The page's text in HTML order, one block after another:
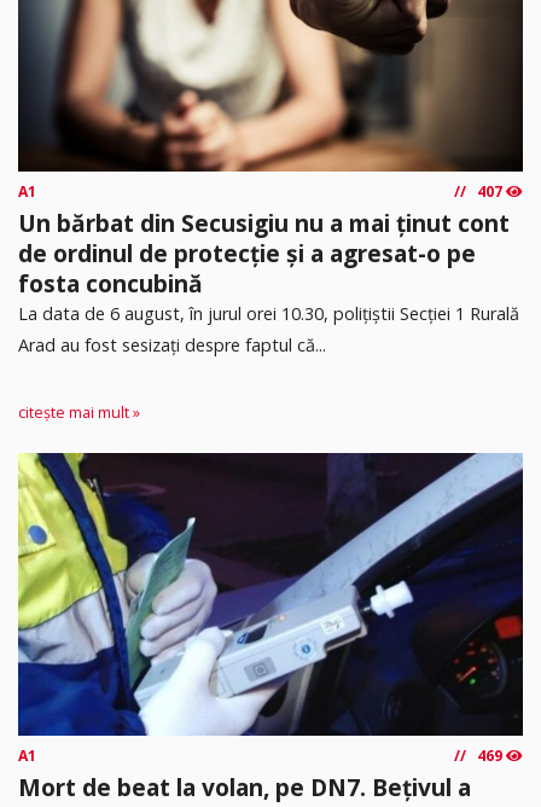
A1 407
Un bărbat din Secusigiu nu a mai ținut cont
de ordinul de protecție și a agresat-o pe
fosta concubină
​La data de 6 august, în jurul orei 10.30, polițiștii Secției 1 Rurală
Arad au fost sesizați despre faptul că...
citește mai mult »
A1 469
Mort de beat la volan, pe DN7. Bețivul a